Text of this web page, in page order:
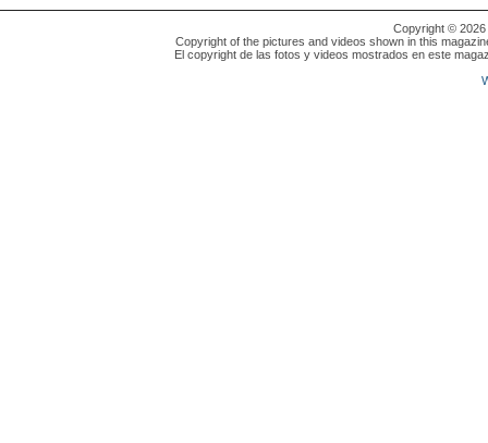
Copyright © 2026
Copyright of the pictures and videos shown in this
El copyright de las fotos y videos mostrados en este